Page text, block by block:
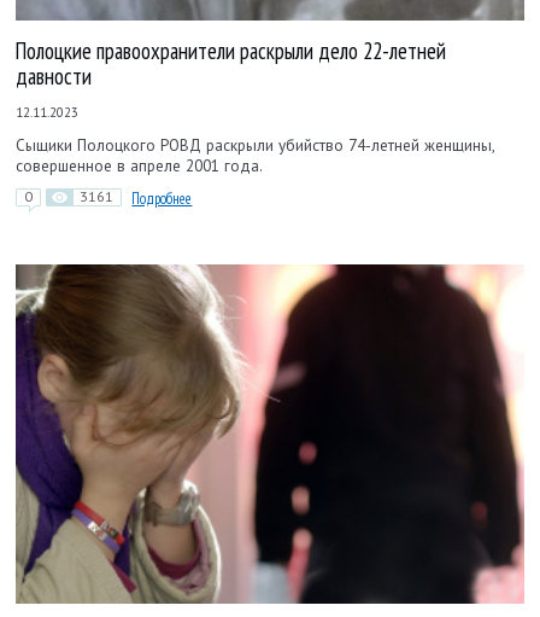
Полоцкие правоохранители раскрыли дело 22-летней
давности
12.11.2023
Сыщики Полоцкого РОВД раскрыли убийство 74-летней женщины,
совершенное в апреле 2001 года.
0 3161 Подробнее